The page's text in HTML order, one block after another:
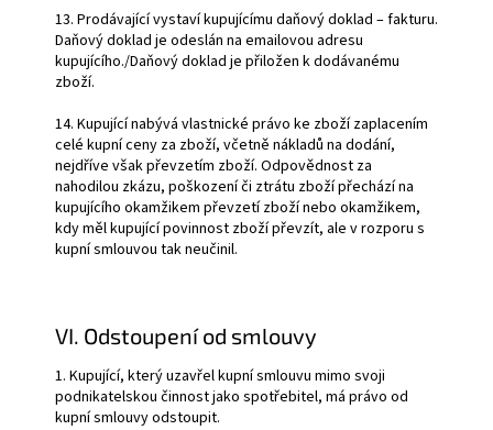
13. Prodávající vystaví kupujícímu daňový doklad – fakturu.
Daňový doklad je odeslán na emailovou adresu
kupujícího./Daňový doklad je přiložen k dodávanému
zboží.
14. Kupující nabývá vlastnické právo ke zboží zaplacením
celé kupní ceny za zboží, včetně nákladů na dodání,
nejdříve však převzetím zboží. Odpovědnost za
nahodilou zkázu, poškození či ztrátu zboží přechází na
kupujícího okamžikem převzetí zboží nebo okamžikem,
kdy měl kupující povinnost zboží převzít, ale v rozporu s
kupní smlouvou tak neučinil.
VI. Odstoupení od smlouvy
1. Kupující, který uzavřel kupní smlouvu mimo svoji
podnikatelskou činnost jako spotřebitel, má právo od
kupní smlouvy odstoupit.